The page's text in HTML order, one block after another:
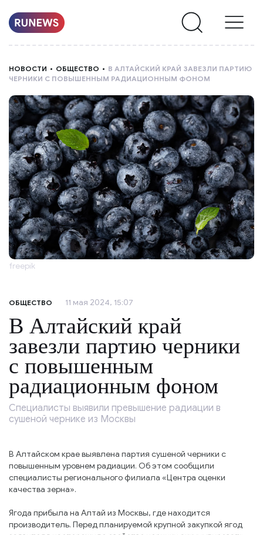
О
НАС
НОВОСТИ ОБЩЕСТВО
В АЛТАЙСКИЙ КРАЙ ЗАВЕЗЛИ ПАРТИЮ
ЧЕРНИКИ С ПОВЫШЕННЫМ РАДИАЦИОННЫМ ФОНОМ
freepik
ОБЩЕСТВО 11 мая 2024, 15:07
В Алтайский край
завезли партию черники
с повышенным
радиационным фоном
Специалисты выявили превышение радиации в
сушеной чернике из Москвы
В Алтайском крае выявлена партия сушеной черники с
повышенным уровнем радиации. Об этом сообщили
специалисты регионального филиала «Центра оценки
качества зерна».
Ягода прибыла на Алтай из Москвы, где находится
производитель. Перед планируемой крупной закупкой ягод